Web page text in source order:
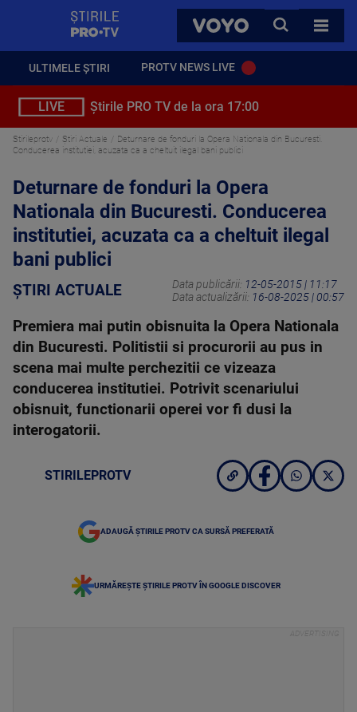
VOYO
CAUTA
TOATE
ULTIMELE ȘTIRI PROTV NEWS LIVE
LIVE Știrile PRO TV de la ora 17:00
Stirileprotv Știri Actuale
Deturnare de fonduri la Opera Nationala din Bucuresti.
Conducerea institutiei, acuzata ca a cheltuit ilegal bani publici
Deturnare de fonduri la Opera
Nationala din Bucuresti. Conducerea
institutiei, acuzata ca a cheltuit ilegal
bani publici
ȘTIRI ACTUALE Data publicării: 12-05-2015 | 11:17
Data actualizării: 16-08-2025 | 00:57
Premiera mai putin obisnuita la Opera Nationala
din Bucuresti. Politistii si procurorii au pus in
scena mai multe perchezitii ce vizeaza
conducerea institutiei. Potrivit scenariului
obisnuit, functionarii operei vor fi dusi la
interogatorii.
STIRILEPROTV
ADAUGĂ ȘTIRILE PROTV CA SURSĂ PREFERATĂ
URMĂREȘTE ȘTIRILE PROTV ÎN GOOGLE DISCOVER